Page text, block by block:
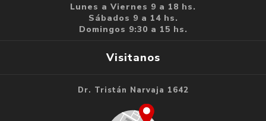
Lunes a Viernes 9 a 18 hs.
Sábados 9 a 14 hs.
Domingos 9:30 a 15 hs.
Visitanos
Dr. Tristán Narvaja 1642